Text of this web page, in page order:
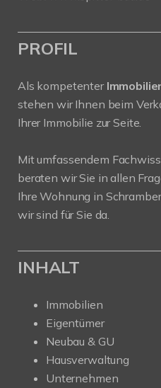
PROFIL
Als kompetenter
stehen wir Ihnen beim
Ihrer Immobilie zur Seite.
Mit umfassendem
beraten wir Sie in allen
Ihre Wohnung in
wir sind für Sie da.
INHALT
Immobilien
Eigentümer
Neubau & GU
Hausverwaltung
Unternehmen